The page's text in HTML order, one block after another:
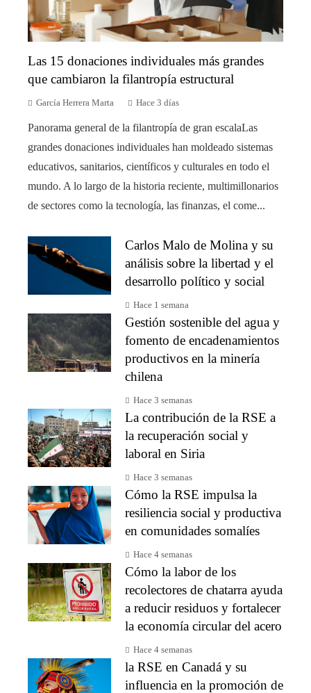
Las 15 donaciones individuales más grandes
que cambiaron la filantropía estructural
García Herrera Marta Hace 3 días
Panorama general de la filantropía de gran escalaLas
grandes donaciones individuales han moldeado sistemas
educativos, sanitarios, científicos y culturales en todo el
mundo. A lo largo de la historia reciente, multimillonarios
de sectores como la tecnología, las finanzas, el come...
Carlos Malo de Molina y su
análisis sobre la libertad y el
desarrollo político y social
Hace 1 semana
Gestión sostenible del agua y
fomento de encadenamientos
productivos en la minería
chilena
Hace 3 semanas
La contribución de la RSE a
la recuperación social y
laboral en Siria
Hace 3 semanas
Cómo la RSE impulsa la
resiliencia social y productiva
en comunidades somalíes
Hace 4 semanas
Cómo la labor de los
recolectores de chatarra ayuda
a reducir residuos y fortalecer
la economía circular del acero
Hace 4 semanas
la RSE en Canadá y su
influencia en la promoción de